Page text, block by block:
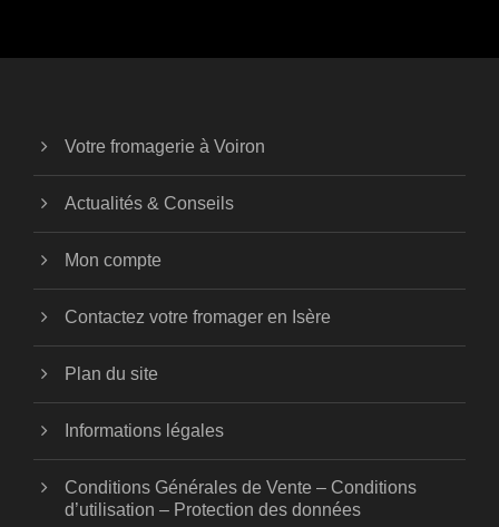
Votre fromagerie à Voiron
Actualités & Conseils
Mon compte
Contactez votre fromager en Isère
Plan du site
Informations légales
Conditions Générales de Vente – Conditions
d’utilisation – Protection des données